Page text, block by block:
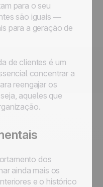
para o seu
são iguais —
para a geração de
de clientes é um
concentrar a
reengajar os
aqueles que
dos
ainda mais os
e o histórico